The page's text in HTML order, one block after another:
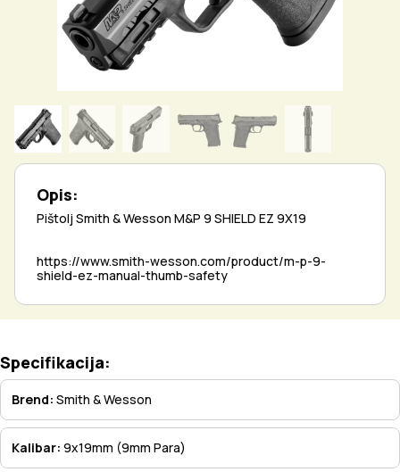
Opis:
Pištolj Smith & Wesson M&P 9 SHIELD EZ 9X19
https://www.smith-wesson.com/product/m-p-9-
shield-ez-manual-thumb-safety
Specifikacija:
Brend: Smith & Wesson
Kalibar: 9x19mm (9mm Para)